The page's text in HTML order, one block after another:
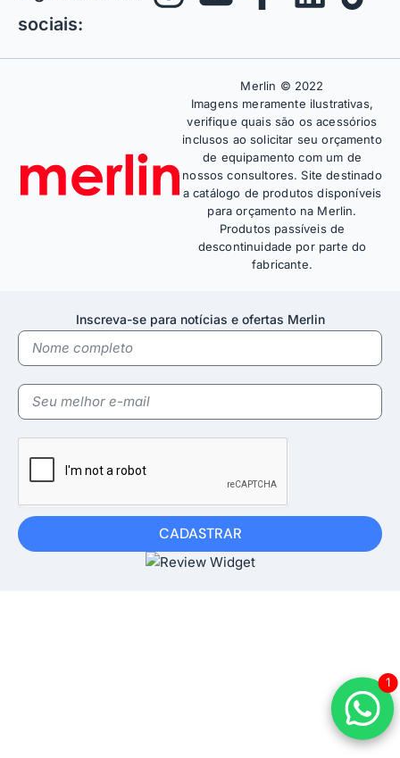
Inscreva-se para notícias e ofertas Merlin
CADASTRAR
sociais:
Merlin © 2022
Imagens meramente ilustrativas,
verifique quais são os acessórios
inclusos ao solicitar seu orçamento
de equipamento com um de
nossos consultores. Site destinado
a catálogo de produtos disponíveis
para orçamento na Merlin.
Produtos passíveis de
descontinuidade por parte do
fabricante.